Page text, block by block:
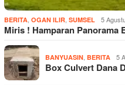
BERITA OGAN ILIR SUMSEL 5
Miris ! Hamparan Panorama
BANYUASIN BERITA 5
Box Culvert Dana